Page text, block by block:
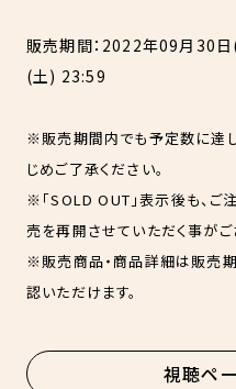
販売期間：2022年09月30
(土) 23:59
※販売期間内でも予定数に達
じめご了承ください。
※「SOLD OUT」表示後も、ご
売を再開させていただく事がご
※販売商品・商品詳細は販売
認いただけます。
視聴ペ